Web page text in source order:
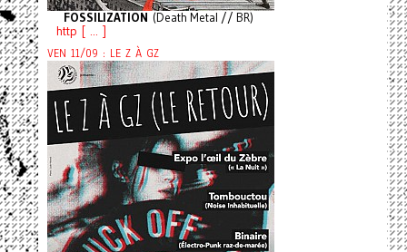
FOSSILIZATION (Death Metal // BR)
http [ ... ]
VEN 11/09 : LE Z À GZ